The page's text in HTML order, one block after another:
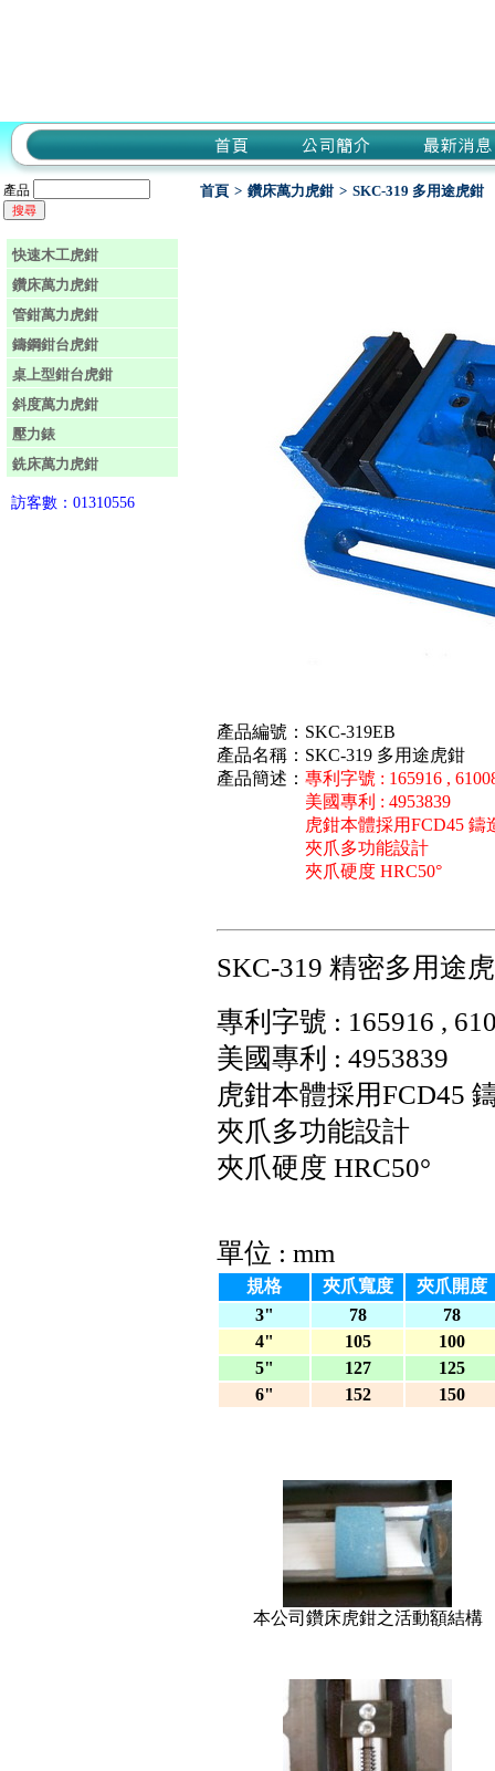
產品
快速木工虎鉗
鑽床萬力虎鉗
管鉗萬力虎鉗
鑄鋼鉗台虎鉗
桌上型鉗台虎鉗
斜度萬力虎鉗
壓力錶
銑床萬力虎鉗
訪客數：01310556
首頁 > 鑽床萬力虎鉗 > SKC-319 多用途虎鉗
產品編號：SKC-319EB
產品名稱：SKC-319 多用途虎鉗
產品簡述： 專利字號 : 165916 ,
美國專利 : 4953839
虎鉗本體採用FCD45 鑄
夾爪多功能設計
夾爪硬度 HRC50°
SKC-319 精密多用途
專利字號 : 165916
美國專利 : 4953839
虎鉗本體採用FCD45
夾爪多功能設計
夾爪硬度 HRC50°
單位 : mm
規格 夾爪寬度
夾爪開度
3" 78
78
4" 105
100
5" 127
125
6" 152 150
本公司鑽床虎鉗之活動額結構